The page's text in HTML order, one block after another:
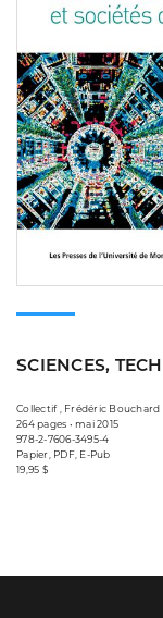
SCIENCES,
Collectif , Frédéric
264 pages • mai 2015
978-2-7606-3495-4
Papier, PDF, E-Pub
19,95 $